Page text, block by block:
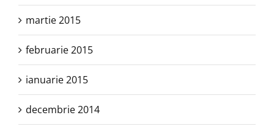
martie 2015
februarie 2015
ianuarie 2015
decembrie 2014